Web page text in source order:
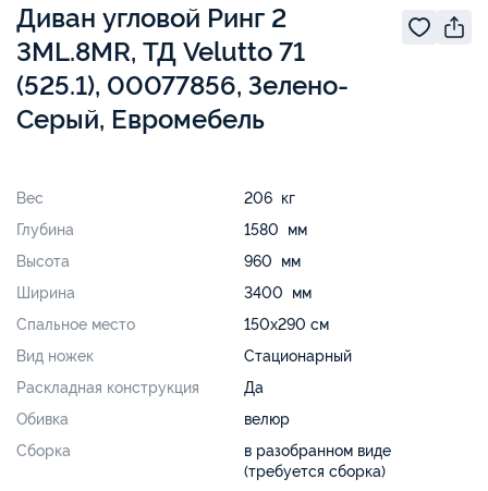
Диван угловой Ринг 2
3ML.8MR, ТД Velutto 71
(525.1), 00077856, Зелено-
Серый, Евромебель
Вес
206 кг
Глубина
1580 мм
Высота
960 мм
Ширина
3400 мм
Спальное место
150х290 см
Вид ножек
Стационарный
Раскладная конструкция
Да
Обивка
велюр
Сборка
в разобранном виде
(требуется сборка)